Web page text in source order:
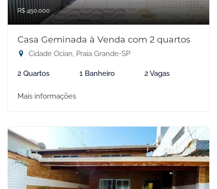
R$ 450.000
Casa Geminada à Venda com 2 quartos
Cidade Ocian, Praia Grande-SP
2 Quartos 1 Banheiro 2 Vagas
Mais informações